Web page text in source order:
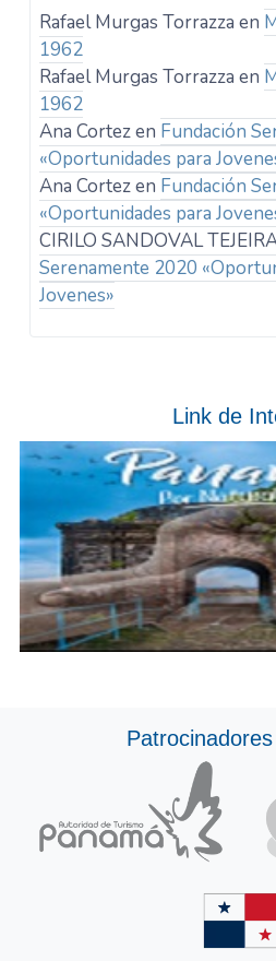
Rafael Murgas Torrazza en
1962
Rafael Murgas Torrazza en
1962
Ana Cortezen Fundación
«Oportunidades para
Ana Cortezen Fundación
«Oportunidades para
CIRILO SANDOVAL
Serenamente 2020
Jovenes»
Link de